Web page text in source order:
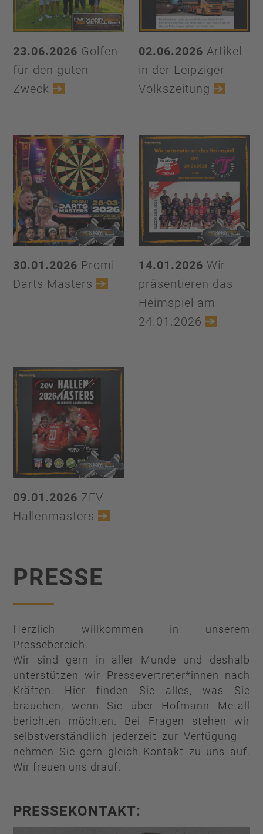
23.06.2026 Golfen
für den guten
Zweck
02.06.2026 Artikel
in der Leipziger
Volkszeitung
30.01.2026 Promi
Darts Masters
14.01.2026 Wir
präsentieren das
Heimspiel am
24.01.2026
09.01.2026 ZEV
Hallenmasters
PRESSE
Herzlich willkommen in unserem
Pressebereich.
Wir sind gern in aller Munde und deshalb
unterstützen wir Pressevertreter*innen nach
Kräften. Hier finden Sie alles, was Sie
brauchen, wenn Sie über Hofmann Metall
berichten möchten. Bei Fragen stehen wir
selbstverständlich jederzeit zur Verfügung –
nehmen Sie gern gleich Kontakt zu uns auf.
Wir freuen uns drauf.
PRESSEKONTAKT: